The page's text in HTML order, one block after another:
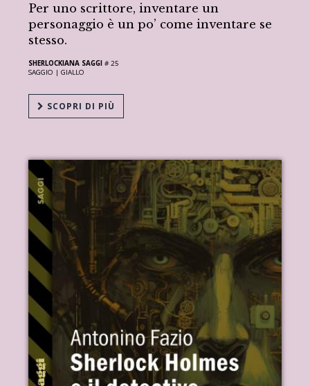
Per uno scrittore, inventare un
personaggio è un po’ come inventare se
stesso.
SHERLOCKIANA SAGGI # 25
SAGGIO |GIALLO
SCOPRI DI PIÙ